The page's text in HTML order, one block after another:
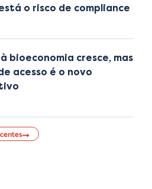
o risco de compliance
bioeconomia cresce, mas
acesso é o novo